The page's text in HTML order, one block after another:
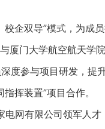
企双导”模式，为成
厦门大学航空航天学
度参与项目研发，
挥装置”项目合作。
网有限公司领军人才